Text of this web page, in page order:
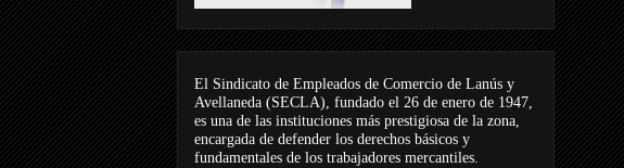
El Sindicato de Empleados de Comercio de Lanús y
Avellaneda (SECLA), fundado el 26 de enero de 1947,
es una de las instituciones más prestigiosa de la zona,
encargada de defender los derechos básicos y
fundamentales de los trabajadores mercantiles.